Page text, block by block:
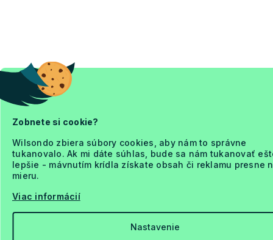
Zobnete si cookie?
Wilsondo zbiera súbory cookies, aby nám to správne
tukanovalo. Ak mi dáte súhlas, bude sa nám tukanovať
lepšie - mávnutím krídla získate obsah či reklamu presne
mieru.
Viac informácií
Nastavenie